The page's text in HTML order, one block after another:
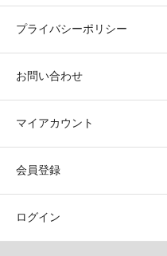
プライバシーポリシー
お問い合わせ
マイアカウント
会員登録
ログイン